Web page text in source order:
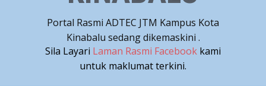
Portal Rasmi ADTEC JTM Kampus Kota
Kinabalu sedang dikemaskini .
Sila Layari Laman Rasmi Facebook kami
untuk maklumat terkini.